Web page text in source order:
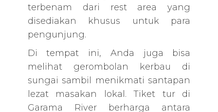
terbenam dari rest area yang
disediakan khusus untuk para
pengunjung.
Di tempat ini, Anda juga bisa
melihat gerombolan kerbau di
sungai sambil menikmati santapan
lezat masakan lokal. Tiket tur di
Garama River berharga antara